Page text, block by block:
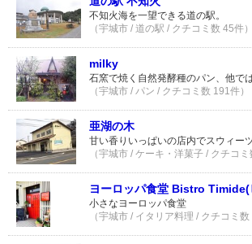
不知火海を一望できる道の駅。
（宇城市 / 道の駅 / クチコミ数 45件）
milky
石窯で焼く自然発酵種のパン、他で
（宇城市 / パン / クチコミ数 191件）
亜湖の木
甘い香りいっぱいの店内でスウィー
（宇城市 / ケーキ・洋菓子 / クチコミ
ヨーロッパ食堂 Bistro Timide(
小さなヨーロッパ食堂
（宇城市 / イタリア料理 / クチコミ数